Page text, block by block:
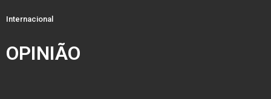
Internacional
OPINIÃO